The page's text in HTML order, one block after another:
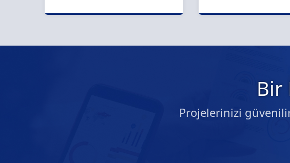
Bir
Projelerinizi